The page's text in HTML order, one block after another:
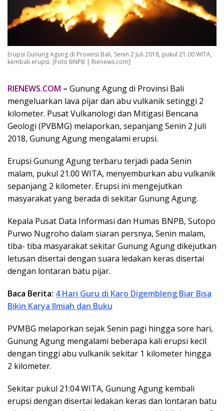
Erupsi Gunung Agung di Provinsi Bali, Senin 2 Juli 2018, pukul 21.00 WITA,
kembali erupsi. [Foto BNPB | Rienews.com]
RIENEWS.COM – Gunung Agung di Provinsi Bali
mengeluarkan lava pijar dan abu vulkanik setinggi 2
kilometer. Pusat Vulkanologi dan Mitigasi Bencana
Geologi (PVBMG) melaporkan, sepanjang Senin 2 Juli
2018, Gunung Agung mengalami erupsi.
Erupsi Gunung Agung terbaru terjadi pada Senin
malam, pukul 21.00 WITA, menyemburkan abu vulkanik
sepanjang 2 kilometer. Erupsi ini mengejutkan
masyarakat yang berada di sekitar Gunung Agung.
Kepala Pusat Data Informasi dan Humas BNPB, Sutopo
Purwo Nugroho dalam siaran persnya, Senin malam,
tiba- tiba masyarakat sekitar Gunung Agung dikejutkan
letusan disertai dengan suara ledakan keras disertai
dengan lontaran batu pijar.
Baca Berita: 4 Hari Guru di Karo Digembleng Biar Bisa
Bikin Karya Ilmiah dan Buku
PVMBG melaporkan sejak Senin pagi hingga sore hari,
Gunung Agung mengalami beberapa kali erupsi kecil
dengan tinggi abu vulkanik sekitar 1 kilometer hingga
2 kilometer.
Sekitar pukul 21:04 WITA, Gunung Agung kembali
erupsi dengan disertai ledakan keras dan lontaran batu